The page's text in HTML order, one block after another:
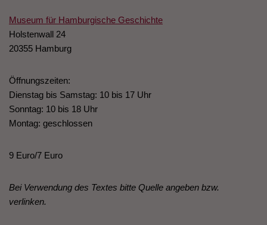
Museum für Hamburgische Geschichte
Holstenwall 24
20355 Hamburg
Öffnungszeiten:
Dienstag bis Samstag: 10 bis 17 Uhr
Sonntag: 10 bis 18 Uhr
Montag: geschlossen
9 Euro/7 Euro
Bei Verwendung des Textes bitte Quelle angeben bzw.
verlinken.